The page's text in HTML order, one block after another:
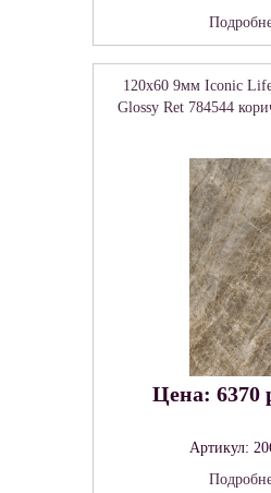
120x60 9мм Iconic
Glossy Ret 784544
Цена: 6370
Артикул: